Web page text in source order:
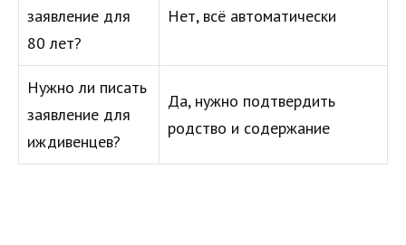
заявление для
80 лет?
Нет, всё автоматически
Нужно ли писать
заявление для
иждивенцев?
Да, нужно подтвердить
родство и содержание